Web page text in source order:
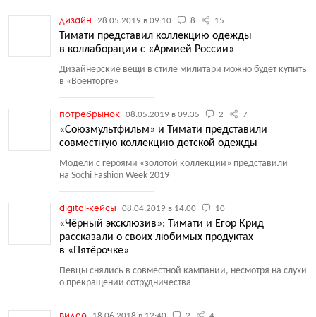
дизайн 28.05.2019 в 09:10 8 15
Тимати представил коллекцию одежды
в коллаборации с «Армией России»
Дизайнерские вещи в стиле милитари можно будет купить
в «Военторге»
потребрынок 08.05.2019 в 09:35 2 7
«Союзмультфильм» и Тимати представили
совместную коллекцию детской одежды
Модели с героями «золотой коллекции» представили
на Sochi Fashion Week 2019
digital-кейсы 08.04.2019 в 14:00 10
«Чёрный эксклюзив»: Тимати и Егор Крид
рассказали о своих любимых продуктах
в «Пятёрочке»
Певцы снялись в совместной кампании, несмотря на слухи
о прекращении сотрудничества